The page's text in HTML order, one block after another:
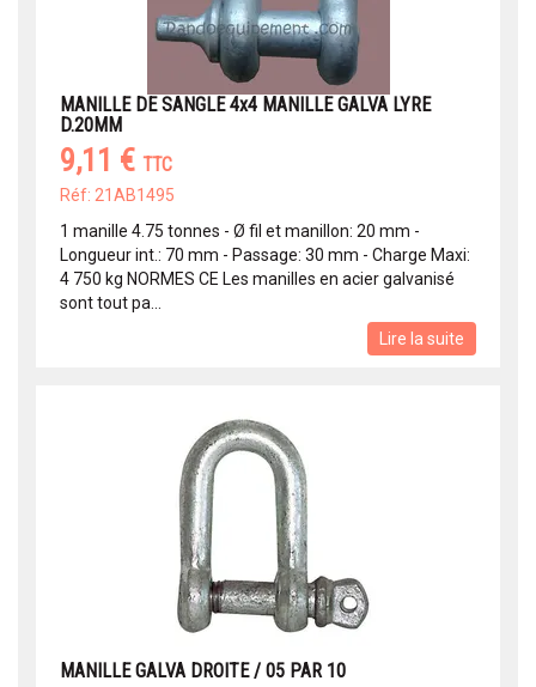
MANILLE DE SANGLE 4x4 MANILLE GALVA LYRE
D.20MM
9,11 € TTC
Réf: 21AB1495
1 manille 4.75 tonnes - Ø fil et manillon: 20 mm -
Longueur int.: 70 mm - Passage: 30 mm - Charge Maxi:
4 750 kg NORMES CE Les manilles en acier galvanisé
sont tout pa...
Lire la suite
MANILLE GALVA DROITE / 05 PAR 10